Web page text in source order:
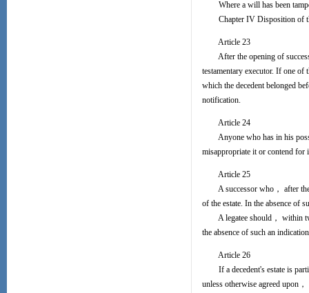
Where a will has been
Chapter IV Disposition of
Article 23
After the opening of
testamentary executor. If one of
which the decedent belonged
notification.
Article 24
Anyone who has in his
misappropriate it or contend for
Article 25
A successor who， after the
of the estate. In the absence of
A legatee should， within
the absence of such an
Article 26
If a decedent's estate is
unless otherwise agreed upon